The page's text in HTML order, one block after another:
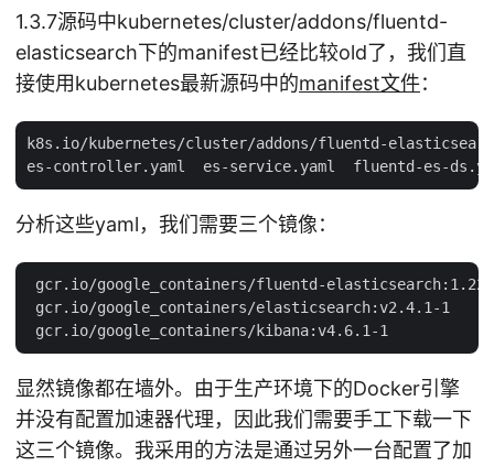
1.3.7源码中kubernetes/cluster/addons/fluentd-
elasticsearch下的manifest已经比较old了，我们直
接使用kubernetes最新源码中的manifest文件：
k8s.io/kubernetes/cluster/addons/fluentd-
分析这些yaml，我们需要三个镜像：
gcr.io/google_containers/fluentd-elasticsearch:1.22
gcr.io/google_containers/elasticsearch:v2.4.1-1
显然镜像都在墙外。由于生产环境下的Docker引擎
并没有配置加速器代理，因此我们需要手工下载一下
这三个镜像。我采用的方法是通过另外一台配置了加